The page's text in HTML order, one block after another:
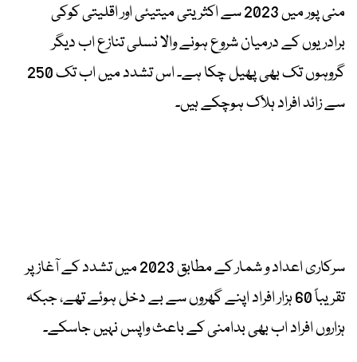
منی پور میں 2023 سے اکثریتی میتیئی اور اقلیتی کوکی
برادریوں کے درمیان شروع ہونے والا نسلی تنازع اب دیگر
گروہوں تک بھی پھیل چکا ہے۔ اس تشدد میں اب تک 250
سے زائد افراد ہلاک ہوچکے ہیں۔
سرکاری اعداد و شمار کے مطابق 2023 میں تشدد کے آغاز پر
تقریباً 60 ہزار افراد اپنے گھروں سے بے دخل ہوئے تھے، جبکہ
ہزاروں افراد اب بھی بدامنی کے باعث واپس نہیں جاسکے۔